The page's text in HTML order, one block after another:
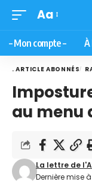
Aa
– Mon compte – À
. ARTICLE ABONNÉS
au menu
Dernière mise à
La lettre de